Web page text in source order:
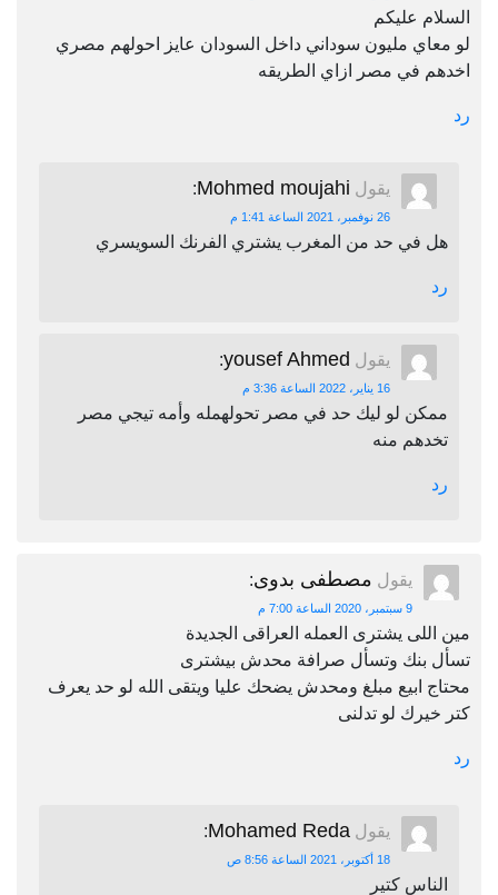
السلام عليكم
لو معاي مليون سوداني داخل السودان عايز احولهم مصري
اخدهم في مصر ازاي الطريقه
رد
يقول Mohmed moujahi
:
26 نوفمبر، 2021 الساعة 1:41 م
هل في حد من المغرب يشتري الفرنك السويسري
رد
يقول yousef Ahmed
:
16 يناير، 2022 الساعة 3:36 م
ممكن لو ليك حد في مصر تحولهمله وأمه تيجي مصر
تخدهم منه
رد
يقول مصطفى بدوى:
9 سبتمبر، 2020 الساعة 7:00 م
مين اللى يشترى العمله العراقى الجديدة
تسأل بنك وتسأل صرافة محدش بيشترى
محتاج ابيع مبلغ ومحدش يضحك عليا ويتقى الله لو حد يعرف
كتر خيرك لو تدلنى
رد
يقول Mohamed Reda
:
18 أكتوبر، 2021 الساعة 8:56 ص
الناس كتير